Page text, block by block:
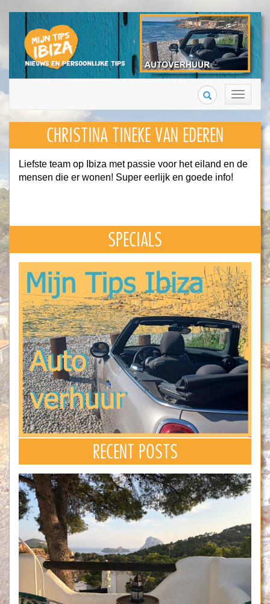
Toggle
navigation
Search
CHRISTINA TINEKE VAN EDEREN
Liefste team op Ibiza met passie voor het eiland en de
mensen die er wonen! Super eerlijk en goede info!
SPECIALS
RECENT POSTS